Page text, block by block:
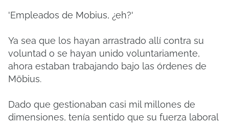
'Empleados de Mobius, ¿eh?'
Ya sea que los hayan arrastrado allí contra su
voluntad o se hayan unido voluntariamente,
ahora estaban trabajando bajo las órdenes de
Möbius.
Dado que gestionaban casi mil millones de
dimensiones, tenía sentido que su fuerza laboral